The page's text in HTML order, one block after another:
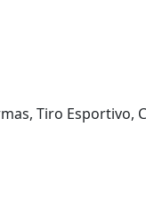
Tiro Esportivo,